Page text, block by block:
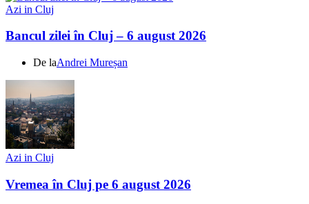
Azi in Cluj
Bancul zilei în Cluj – 6 august 2026
De laAndrei Mureșan
Azi in Cluj
Vremea în Cluj pe 6 august 2026